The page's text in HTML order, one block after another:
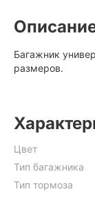
Багажник
размеров.
Цвет
Тип багажника
Тип тормоза